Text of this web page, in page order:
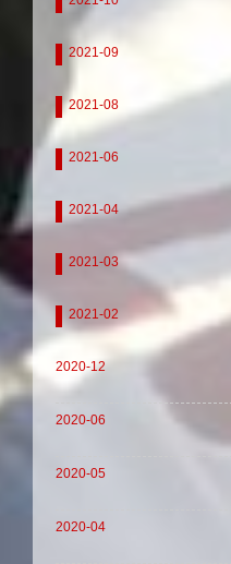
2021-09
2021-08
2021-06
2021-04
2021-03
2021-02
2020-12
2020-06
2020-05
2020-04